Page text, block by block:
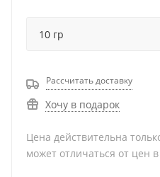
Рассчитать доставку
Хочу в подарок
Цена действительна
может отличаться от цен